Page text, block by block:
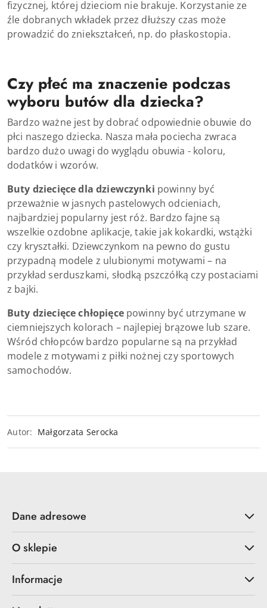
fizycznej, której dzieciom nie brakuje. Korzystanie ze
źle dobranych wkładek przez dłuższy czas może
prowadzić do zniekształceń, np. do płaskostopia.
Czy płeć ma znaczenie podczas
wyboru butów dla dziecka?
Bardzo ważne jest by dobrać odpowiednie obuwie do
płci naszego dziecka. Nasza mała pociecha zwraca
bardzo dużo uwagi do wyglądu obuwia - koloru,
dodatków i wzorów.
Buty dziecięce dla dziewczynki powinny być
przeważnie w jasnych pastelowych odcieniach,
najbardziej popularny jest róż. Bardzo fajne są
wszelkie ozdobne aplikacje, takie jak kokardki, wstążki
czy kryształki. Dziewczynkom na pewno do gustu
przypadną modele z ulubionymi motywami – na
przykład serduszkami, słodką pszczółką czy postaciami
z bajki.
Buty dziecięce chłopięcepowinny być utrzymane w
ciemniejszych kolorach – najlepiej brązowe lub szare.
Wśród chłopców bardzo popularne są na przykład
modele z motywami z piłki nożnej czy sportowych
samochodów.
Autor: Małgorzata Serocka
Dane adresowe
O sklepie
Informacje